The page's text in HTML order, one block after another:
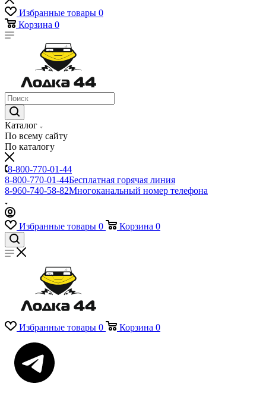
Избранные товары 0
Корзина 0
Каталог
По всему сайту
По каталогу
8-800-770-01-44
8-800-770-01-44Бесплатная горячая линия
8-960-740-58-82Многоканальный номер телефона
Избранные товары 0 Корзина 0
Избранные товары 0 Корзина 0